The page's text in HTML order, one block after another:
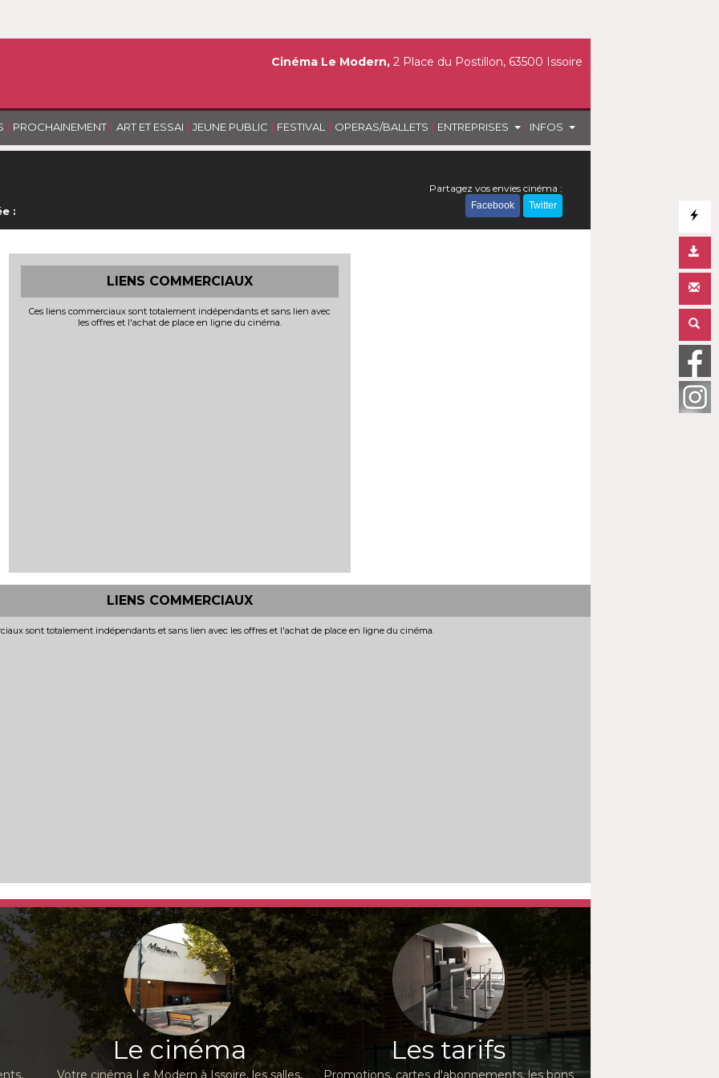
| PROCHAINEMENT | ART ET ESSAI | JEUNE PUBLIC | FESTIVAL | OPERAS/BALLETS | ENTREPRISES | INFOS
Cinéma Le Modern, 2 Place du Postillon, 63500 Issoire
:
Partagez vos envies cinéma :
Facebook Twitter
LIENS COMMERCIAUX
Ces liens commerciaux sont totalement indépendants et sans lien avec
les offres et l'achat de place en ligne du cinéma.
LIENS COMMERCIAUX
sont totalement indépendants et sans lien avec les offres et l'achat de place en ligne du cinéma.
Le cinéma
Votre cinéma Le Modern à Issoire, les salles,
Les tarifs
Promotions, cartes d'abonnements, les bons